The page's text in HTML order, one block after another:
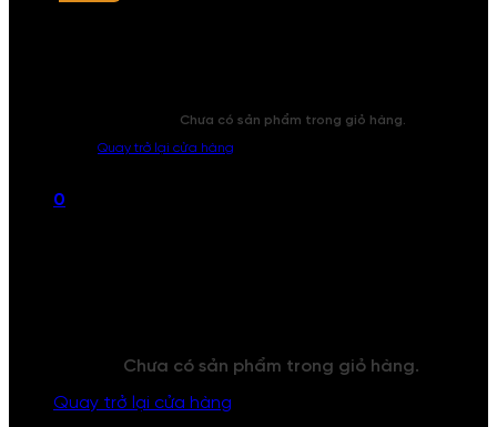
Chưa có sản phẩm trong giỏ hàng.
Quay trở lại cửa hàng
0
Chưa có sản phẩm trong giỏ hàng.
Quay trở lại cửa hàng